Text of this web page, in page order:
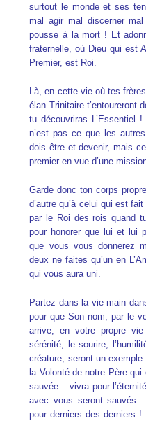
surtout le monde et ses
mal agir mal discerner
pousse à la mort ! Et
fraternelle, où Dieu qui est
Premier, est Roi.
Là, en cette vie où tes
élan Trinitaire t’entoureront
tu découvriras L’Essentiel
n’est pas ce que les
dois être et devenir, mais
premier en vue d’une
Garde donc ton corps
d’autre qu’à celui qui est
par le Roi des rois quand
pour honorer que lui et lui
que vous vous donnerez
deux ne faites qu’un en
qui vous aura uni.
Partez dans la vie main
pour que Son nom, par le
arrive, en votre propre
sérénité, le sourire,
créature, seront un
la Volonté de notre Père
sauvée – vivra pour
avec vous seront sauvés
pour derniers des derniers